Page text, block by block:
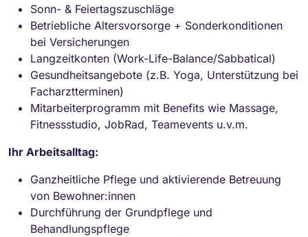
Sonn- & Feiertagszuschläge
Betriebliche Altersvorsorge + Sonderkonditionen
bei Versicherungen
Langzeitkonten (Work-Life-Balance/Sabbatical)
Gesundheitsangebote (z.B. Yoga, Unterstützung bei
Facharztterminen)
Mitarbeiterprogramm mit Benefits wie Massage,
Fitnessstudio, JobRad, Teamevents u.v.m.
Ihr Arbeitsalltag:
Ganzheitliche Pflege und aktivierende Betreuung
von Bewohner:innen
Durchführung der Grundpflege und
Behandlungspflege